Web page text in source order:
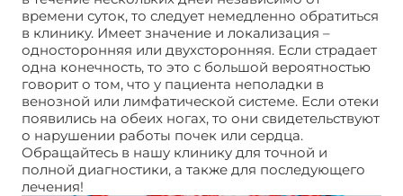
времени суток, то следует немедленно обратиться
в клинику. Имеет значение и локализация –
односторонняя или двухсторонняя. Если страдает
одна конечность, то это с большой вероятностью
говорит о том, что у пациента неполадки в
венозной или лимфатической системе. Если отеки
появились на обеих ногах, то они свидетельствуют
о нарушении работы почек или сердца.
Обращайтесь в нашу клинику для точной и
полной диагностики, а также для последующего
лечения!